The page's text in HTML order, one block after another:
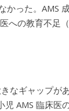
った。AMS
への教育不足
なギャップ
AMS 臨床医